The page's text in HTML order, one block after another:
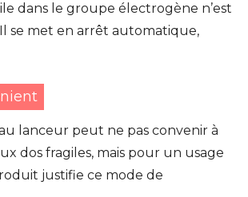
dans le groupe électrogène n’est
se met en arrêt automatique,
lanceur peut ne pas convenir à
dos fragiles, mais pour un usage
justifie ce mode de